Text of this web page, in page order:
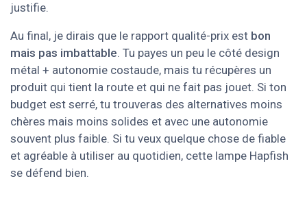
justifie.
Au final, je dirais que le rapport qualité-prix est bon
mais pas imbattable. Tu payes un peu le côté design
métal + autonomie costaude, mais tu récupères un
produit qui tient la route et qui ne fait pas jouet. Si ton
budget est serré, tu trouveras des alternatives moins
chères mais moins solides et avec une autonomie
souvent plus faible. Si tu veux quelque chose de fiable
et agréable à utiliser au quotidien, cette lampe Hapfish
se défend bien.